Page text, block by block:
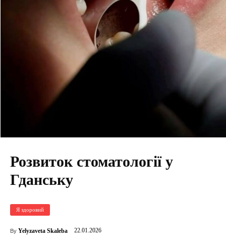
Розвиток стоматології у
Гданську
Я здоровий
By Yelyzaveta Skaleba 22.01.2026